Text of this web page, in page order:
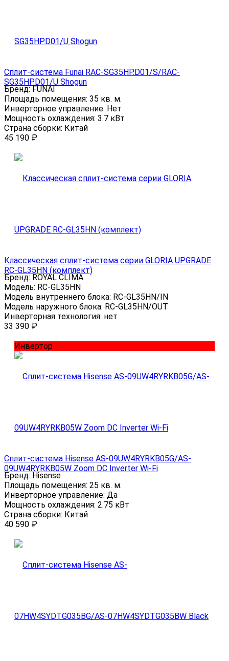
Сплит-система Funai RAC-SG35HP.D01/S/RAC-
SG35HP.D01/U Shogun
Бренд: FUNAI
Площадь помещения: 35 кв. м.
Инверторное управление: Нет
Мощность охлаждения: 3.7 кВт
Страна сборки: Китай
45 190 ₽
Классическая сплит-система серии GLORIA UPGRADE
RC-GL35HN (комплект)
Бренд: ROYAL CLIMA
Модель: RC-GL35HN
Модель внутреннего блока: RC-GL35HN/IN
Модель наружного блока: RC-GL35HN/OUT
Инверторная технология: нет
33 390 ₽
Инвертор
Сплит-система Hisense AS-09UW4RYRKB05G/AS-
09UW4RYRKB05W Zoom DC Inverter Wi-Fi
Бренд: Hisense
Площадь помещения: 25 кв. м.
Инверторное управление: Да
Мощность охлаждения: 2.75 кВт
Страна сборки: Китай
40 590 ₽